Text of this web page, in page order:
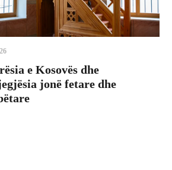
e Kosovës dhe
jonë fetare dhe